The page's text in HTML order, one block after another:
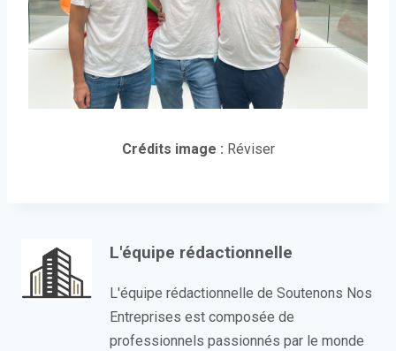
Crédits image : Réviser
L'équipe rédactionnelle
L'équipe rédactionnelle de Soutenons Nos
Entreprises est composée de
professionnels passionnés par le monde